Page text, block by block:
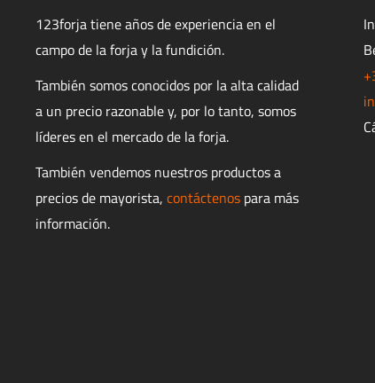
123forja tiene años de experiencia en el
campo de la forja y la fundición.
También somos conocidos por la alta calidad
a un precio razonable y, por lo tanto, somos
líderes en el mercado de la forja.
También vendemos nuestros productos a
precios de mayorista, contáctenos para más
información.